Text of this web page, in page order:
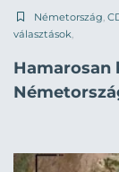
Németország
választások
Hamarosan